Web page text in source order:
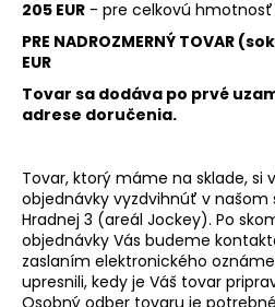
205 EUR - pre celkovú
PRE NADROZMERNÝ TOVAR
EUR
Tovar sa dodáva po prvé
adrese doručenia.
Tovar, ktorý máme na sklade, si
objednávky vyzdvihnúť v našom
Hradnej 3 (areál Jockey). Po
objednávky Vás budeme
zaslaním elektronického
upresnili, kedy je Váš tovar